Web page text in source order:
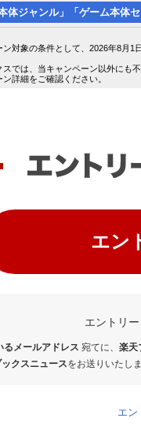
体ジャンル」「ゲーム本体
対象の条件として、2026年8月1
では、当キャンペーン以外にも
詳細をご確認ください。
エン
エントリ
るメールアドレス 宛てに、 楽天
クスニュースをお送りいたしま
エン